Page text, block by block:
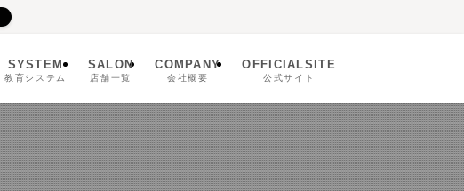
SYSTEM
教育システム
SALON
店舗一覧
COMPANY
会社概要
OFFICIALSITE
公式サイト